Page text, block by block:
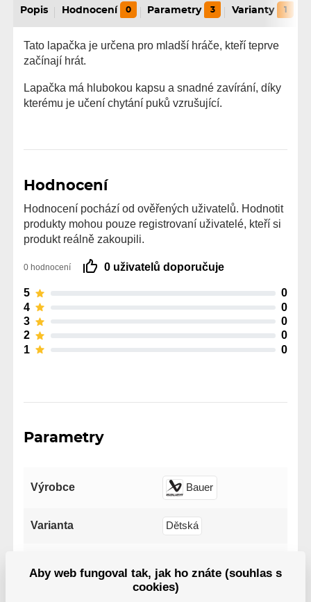
Popis Hodnocení 0 Parametry 3 Varianty 1
Tato lapačka je určena pro mladší hráče, kteří teprve
začínají hrát.
Lapačka má hlubokou kapsu a snadné zavírání, díky
kterému je učení chytání puků vzrušující.
Hodnocení
Hodnocení pochází od ověřených uživatelů. Hodnotit
produkty mohou pouze registrovaní uživatelé, kteří si
produkt reálně zakoupili.
0 hodnocení 0 uživatelů doporučuje
5
0
4
0
3
0
2
0
1
0
Parametry
Výrobce Bauer
Varianta Dětská
Aby web fungoval tak, jak ho znáte (souhlas s
cookies)